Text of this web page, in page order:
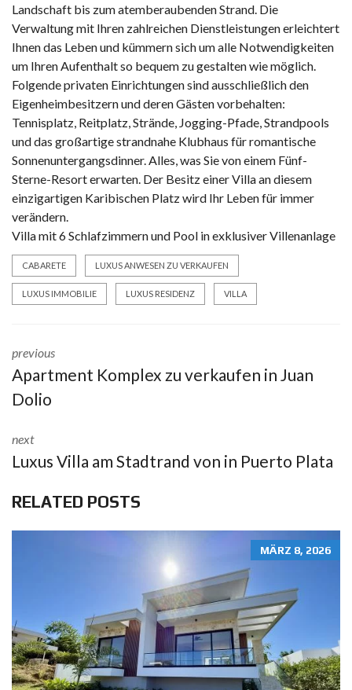
Landschaft bis zum atemberaubenden Strand. Die
Verwaltung mit Ihren zahlreichen Dienstleistungen erleichtert
Ihnen das Leben und kümmern sich um alle Notwendigkeiten
um Ihren Aufenthalt so bequem zu gestalten wie möglich.
Folgende privaten Einrichtungen sind ausschließlich den
Eigenheimbesitzern und deren Gästen vorbehalten:
Tennisplatz, Reitplatz, Strände, Jogging-Pfade, Strandpools
und das großartige strandnahe Klubhaus für romantische
Sonnenuntergangsdinner. Alles, was Sie von einem Fünf-
Sterne-Resort erwarten. Der Besitz einer Villa an diesem
einzigartigen Karibischen Platz wird Ihr Leben für immer
verändern.
Villa mit 6 Schlafzimmern und Pool in exklusiver Villenanlage
CABARETE LUXUS ANWESEN ZU VERKAUFEN
LUXUS IMMOBILIE LUXUS RESIDENZ VILLA
previous
Apartment Komplex zu verkaufen in Juan
Dolio
next
Luxus Villa am Stadtrand von in Puerto Plata
RELATED POSTS
MÄRZ 8, 2026